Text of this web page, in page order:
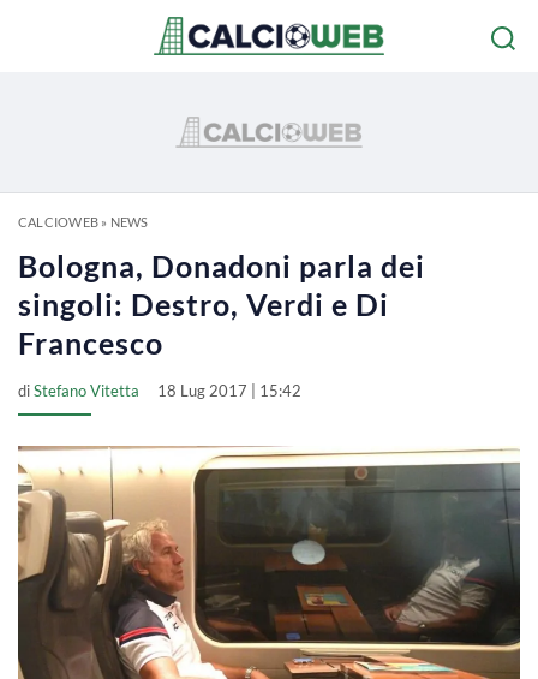
CALCIOWEB» NEWS
Bologna, Donadoni parla dei
singoli: Destro, Verdi e Di
Francesco
diStefano Vitetta 18 Lug 2017 | 15:42